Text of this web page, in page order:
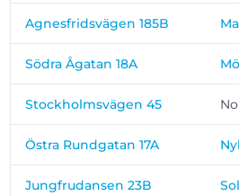
Agnesfridsvägen 185B
Södra Ågatan 18A
Stockholmsvägen 45
Östra Rundgatan 17A
Jungfrudansen 23B